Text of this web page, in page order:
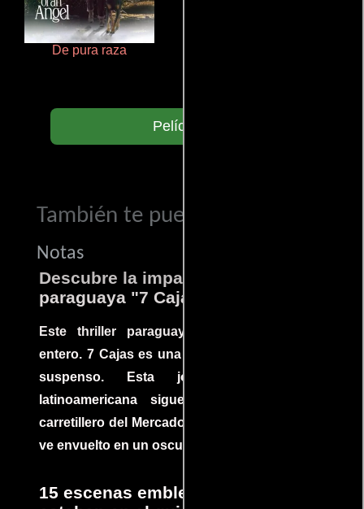
De pura raza
Películas
También te puede interesar...
Notas
Descubre la impactante película
paraguaya "7 Cajas"
Este thriller paraguayo cautivó al mundo
entero. 7 Cajas es una explosión de acción y
suspenso. Esta joya cinematográfica
latinoamericana sigue la historia de un
carretillero del Mercado 4 de Asunción que se
ve envuelto en un oscuro mundo de crimen
15 escenas emblemáticas que no